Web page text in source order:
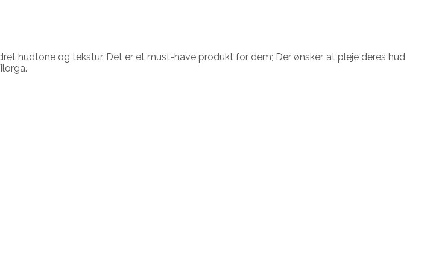
hudtone og tekstur. Det er et must-have produkt for dem; Der ønsker, at pleje deres hud